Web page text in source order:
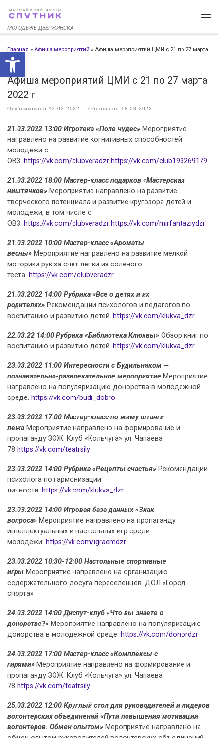
Открыть панель
Перейти к содержимому
МОЛОДЕЖЬ ДЗЕРЖИНСКА
Главная » Афиша мероприятий » Афиша мероприятий ЦМИ с 21 по 27 марта
2022 г.
Афиша мероприятий ЦМИ с 21 по 27 марта
2022 г.
Опубликовано 18.03.2022 - Обновлено 18.03.2022
21.03.2022 13:00 Игротека «Поле чудес» Мероприятие
направлено на развитие когнитивных способностей
молодежи с
ОВЗ. https://vk.com/clubveradzr https://vk.com/club193269179
21.03.2022 18:00 Мастер-класс подарков «Мастерская
ништячков» Мероприятие направлено на развитие
творческого потенциала и развитие кругозора детей и
молодежи, в том числе с
ОВЗ. https://vk.com/clubveradzr https://vk.com/mirfantaziydzr
21.03.2022 10:00 Мастер-класс «Ароматы
весны» Мероприятие направлено на развитие мелкой
моторики рук за счет лепки из соленого
теста. https://vk.com/clubveradzr
21.03.2022 14:00 Рубрика «Все о детях и их
родителях» Рекомендации психологов и педагогов по
воспитанию и развитию детей. https://vk.com/klukva_dzr
22.03.22 14:00 Рубрика «Библиотека Клюквы» Обзор книг по
воспитанию и развитию детей. https://vk.com/klukva_dzr
23.03.2022 11:00 Интересности с Будильником —
познавательно-развлекательное мероприятие Мероприятие
направлено на популяризацию донорства в молодежной
среде. https://vk.com/budi_dobro
23.03.2022 17:00 Мастер-класс по жиму штанги
лежа Мероприятие направлено на формирование и
пропаганду ЗОЖ. Клуб «Кольчуга» ул. Чапаева,
78 https://vk.com/teatrsily
23.03.2022 14:00 Рубрика «Рецепты счастья» Рекомендации
психолога по гармонизации
личности. https://vk.com/klukva_dzr
23.03.2022 14:00 Игровая база данных «Знак
вопроса» Мероприятие направлено на пропаганду
интеллектуальных и настольных игр среди
молодежи. https://vk.com/igraemdzr
23.03.2022 10:30-12:00 Настольные спортивные
игры Мероприятие направлено на организацию
содержательного досуга переселенцев. ДОЛ «Город
спорта»
24.03.2022 14:00 Диспут-клуб «Что вы знаете о
донорстве?» Мероприятие направлено на популяризацию
донорства в молодежной среде. https://vk.com/donordzr
24.03.2022 17:00 Мастер-класс «Комплексы с
гирями» Мероприятие направлено на формирование и
пропаганду ЗОЖ. Клуб «Кольчуга» ул. Чапаева,
78 https://vk.com/teatrsily
25.03.2022 12:00 Круглый стол для руководителей и лидеров
волонтерских объединений «Пути повышения мотивации
волонтеров. Обмен опытом» Мероприятие направлено на